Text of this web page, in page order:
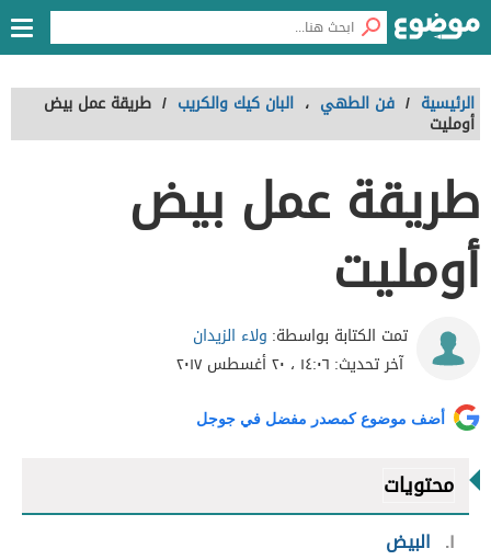
الرئيسية / فن الطهي ، البان كيك والكريب / طريقة عمل بيض
أومليت
طريقة عمل بيض
أومليت
تمت الكتابة بواسطة: ولاء الزيدان
آخر تحديث: ١٤:٠٦ ، ٢٠ أغسطس ٢٠١٧
أضف موضوع كمصدر مفضل في جوجل
محتويات
١
البيض